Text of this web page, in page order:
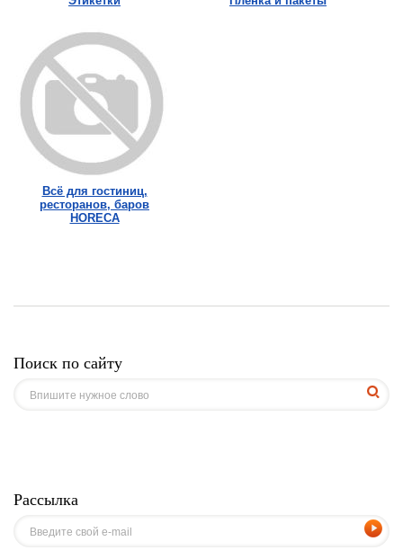
Всё для гостиниц,
ресторанов, баров
HORECA
Поиск по сайту
Рассылка